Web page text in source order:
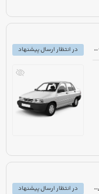
مزایده دولتی خودرو پراید 131 EX مدل 1391 رنگ نوک مدادی متالیک
در انتظار ارسال پیشنهاد
مزایده دولتی کامیون ولوو FM9 مدل 1382 رنگ سفید روغنی
در انتظار ارسال پیشنهاد